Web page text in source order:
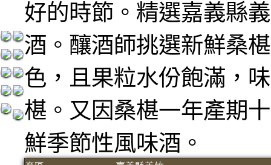
好的時節。精選嘉義縣
酒。釀酒師挑選新鮮桑
色，且果粒水份飽滿，
椹。又因桑椹一年產期
鮮季節性風味酒。